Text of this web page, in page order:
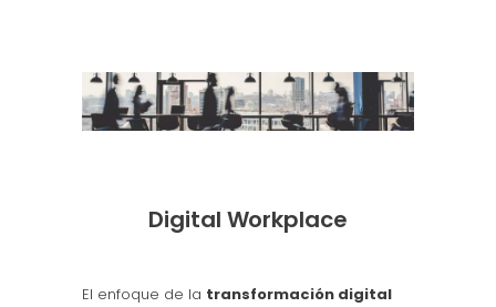
Digital Workplace
El enfoque de la transformación digital